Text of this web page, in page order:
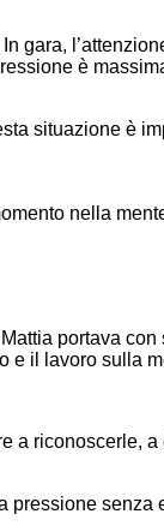
gara,
è
situazione è
nella
portava
e il lavoro sulla
a riconoscerle,
pressione senza